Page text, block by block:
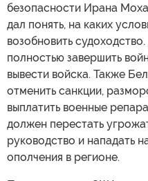
безопасности Ирана
дал понять, на каких
возобновить
полностью завершить
вывести войска. Также
отменить санкции,
выплатить военные
должен перестать
руководство и нападать
ополчения в регионе.